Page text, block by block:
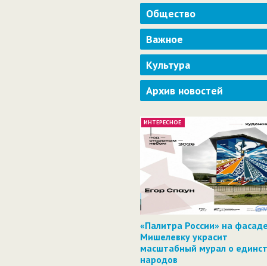
Общество
Важное
Культура
Архив новостей
ИНТЕРЕСНОЕ
«Палитра России» на
Мишелевку украсит
масштабный мурал о
народов